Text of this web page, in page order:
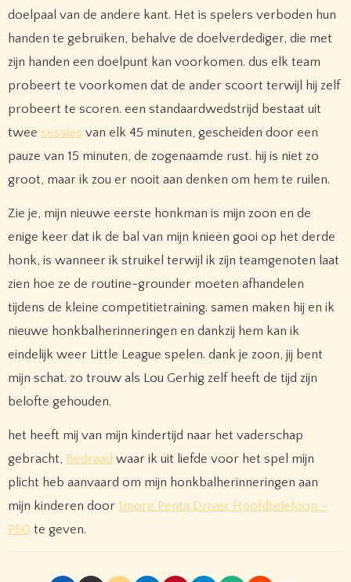
doelpaal van de andere kant. Het is spelers verboden hun
handen te gebruiken, behalve de doelverdediger, die met
zijn handen een doelpunt kan voorkomen. dus elk team
probeert te voorkomen dat de ander scoort terwijl hij zelf
probeert te scoren. een standaardwedstrijd bestaat uit
twee sessies van elk 45 minuten, gescheiden door een
pauze van 15 minuten, de zogenaamde rust. hij is niet zo
groot, maar ik zou er nooit aan denken om hem te ruilen.
Zie je, mijn nieuwe eerste honkman is mijn zoon en de
enige keer dat ik de bal van mijn knieën gooi op het derde
honk, is wanneer ik struikel terwijl ik zijn teamgenoten laat
zien hoe ze de routine-grounder moeten afhandelen
tijdens de kleine competitietraining. samen maken hij en ik
nieuwe honkbalherinneringen en dankzij hem kan ik
eindelijk weer Little League spelen. dank je zoon, jij bent
mijn schat. zo trouw als Lou Gerhig zelf heeft de tijd zijn
belofte gehouden.
het heeft mij van mijn kindertijd naar het vaderschap
gebracht, Bedraad waar ik uit liefde voor het spel mijn
plicht heb aanvaard om mijn honkbalherinneringen aan
mijn kinderen door 1more Penta Driver Hoofdtelefoon –
P50 te geven.